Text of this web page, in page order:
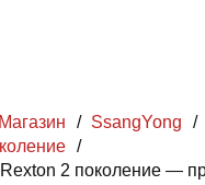
Магазин / SsangYong
/
/
2 поколение —